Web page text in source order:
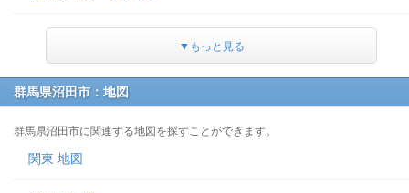
▼もっと見る
群馬県沼田市：地図
群馬県沼田市に関連する地図を探すことができます。
関東 地図